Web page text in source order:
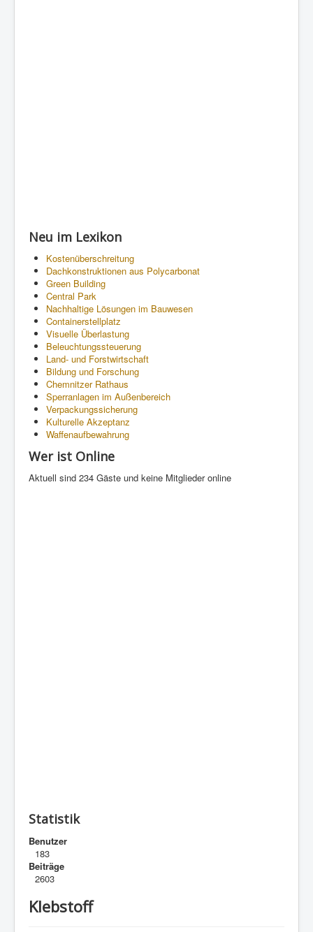
Neu im Lexikon
Kostenüberschreitung
Dachkonstruktionen aus Polycarbonat
Green Building
Central Park
Nachhaltige Lösungen im Bauwesen
Containerstellplatz
Visuelle Überlastung
Beleuchtungssteuerung
Land- und Forstwirtschaft
Bildung und Forschung
Chemnitzer Rathaus
Sperranlagen im Außenbereich
Verpackungssicherung
Kulturelle Akzeptanz
Waffenaufbewahrung
Wer ist Online
Aktuell sind 234 Gäste und keine Mitglieder online
Statistik
Benutzer
183
Beiträge
2603
Klebstoff